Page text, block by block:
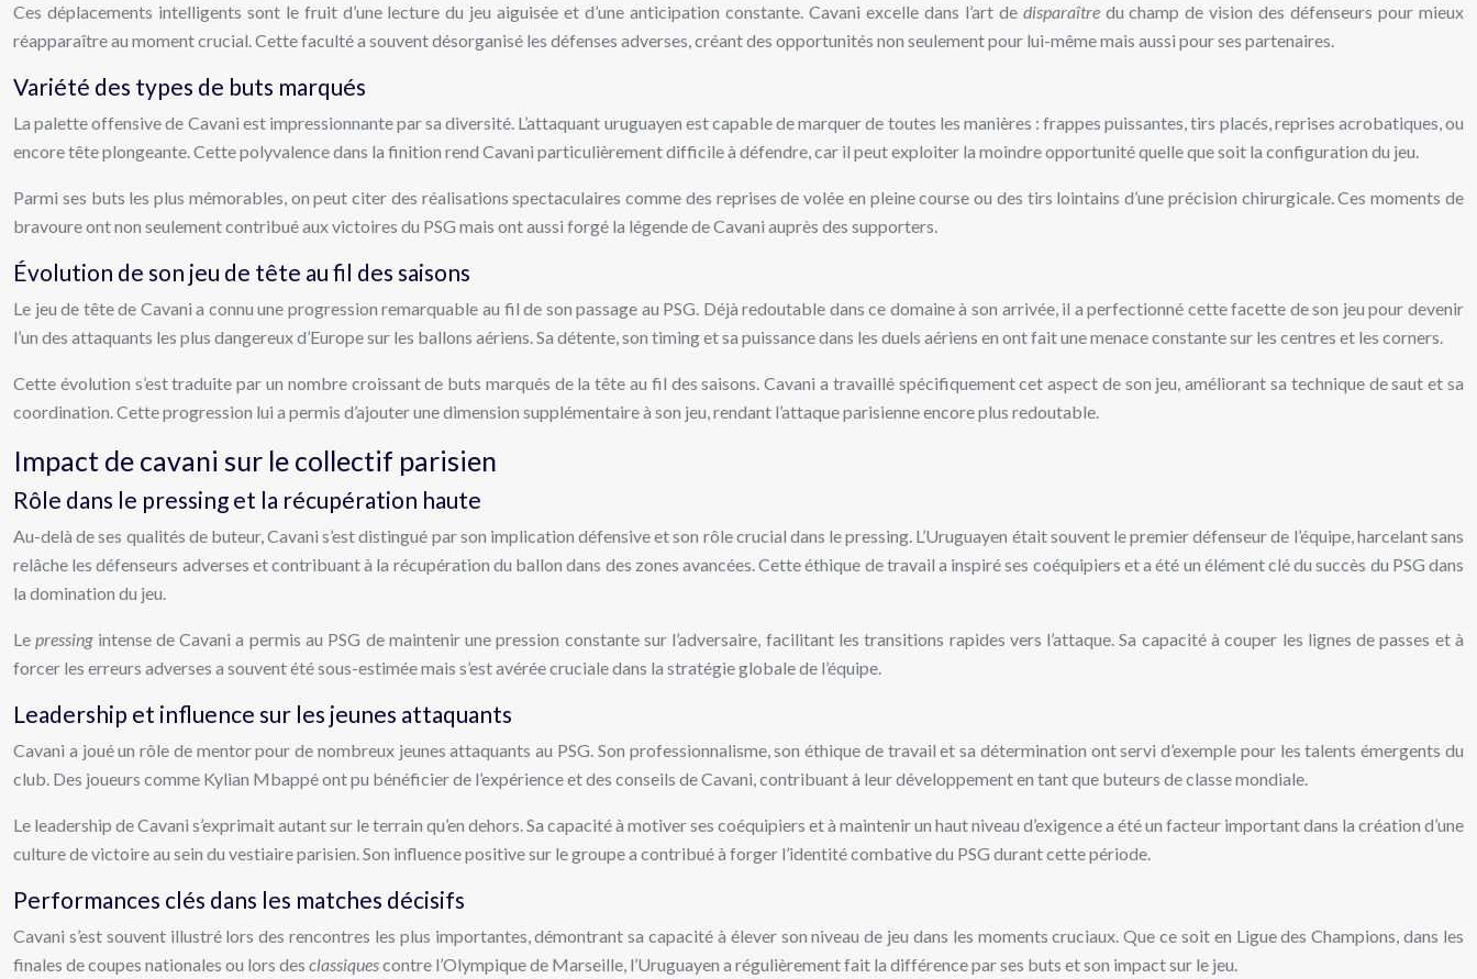
Ces déplacements intelligents sont le fruit d’une lecture du jeu aiguisée et d’une anticipation constante. Cavani excelle dans l’art de disparaître du champ de vision des défenseurs pour mieux
réapparaître au moment crucial. Cette faculté a souvent désorganisé les défenses adverses, créant des opportunités non seulement pour lui-même mais aussi pour ses partenaires.
Variété des types de buts marqués
La palette offensive de Cavani est impressionnante par sa diversité. L’attaquant uruguayen est capable de marquer de toutes les manières : frappes puissantes, tirs placés, reprises acrobatiques, ou
encore tête plongeante. Cette polyvalence dans la finition rend Cavani particulièrement difficile à défendre, car il peut exploiter la moindre opportunité quelle que soit la configuration du jeu.
Parmi ses buts les plus mémorables, on peut citer des réalisations spectaculaires comme des reprises de volée en pleine course ou des tirs lointains d’une précision chirurgicale. Ces moments de
bravoure ont non seulement contribué aux victoires du PSG mais ont aussi forgé la légende de Cavani auprès des supporters.
Évolution de son jeu de tête au fil des saisons
Le jeu de tête de Cavani a connu une progression remarquable au fil de son passage au PSG. Déjà redoutable dans ce domaine à son arrivée, il a perfectionné cette facette de son jeu pour devenir
l’un des attaquants les plus dangereux d’Europe sur les ballons aériens. Sa détente, son timing et sa puissance dans les duels aériens en ont fait une menace constante sur les centres et les corners.
Cette évolution s’est traduite par un nombre croissant de buts marqués de la tête au fil des saisons. Cavani a travaillé spécifiquement cet aspect de son jeu, améliorant sa technique de saut et sa
coordination. Cette progression lui a permis d’ajouter une dimension supplémentaire à son jeu, rendant l’attaque parisienne encore plus redoutable.
Impact de cavani sur le collectif parisien
Rôle dans le pressing et la récupération haute
Au-delà de ses qualités de buteur, Cavani s’est distingué par son implication défensive et son rôle crucial dans le pressing. L’Uruguayen était souvent le premier défenseur de l’équipe, harcelant sans
relâche les défenseurs adverses et contribuant à la récupération du ballon dans des zones avancées. Cette éthique de travail a inspiré ses coéquipiers et a été un élément clé du succès du PSG dans
la domination du jeu.
Lepressing intense de Cavani a permis au PSG de maintenir une pression constante sur l’adversaire, facilitant les transitions rapides vers l’attaque. Sa capacité à couper les lignes de passes et à
forcer les erreurs adverses a souvent été sous-estimée mais s’est avérée cruciale dans la stratégie globale de l’équipe.
Leadership et influence sur les jeunes attaquants
Cavani a joué un rôle de mentor pour de nombreux jeunes attaquants au PSG. Son professionnalisme, son éthique de travail et sa détermination ont servi d’exemple pour les talents émergents du
club. Des joueurs comme Kylian Mbappé ont pu bénéficier de l’expérience et des conseils de Cavani, contribuant à leur développement en tant que buteurs de classe mondiale.
Le leadership de Cavani s’exprimait autant sur le terrain qu’en dehors. Sa capacité à motiver ses coéquipiers et à maintenir un haut niveau d’exigence a été un facteur important dans la création d’une
culture de victoire au sein du vestiaire parisien. Son influence positive sur le groupe a contribué à forger l’identité combative du PSG durant cette période.
Performances clés dans les matches décisifs
Cavani s’est souvent illustré lors des rencontres les plus importantes, démontrant sa capacité à élever son niveau de jeu dans les moments cruciaux. Que ce soit en Ligue des Champions, dans les
finales de coupes nationales ou lors des classiquescontre l’Olympique de Marseille, l’Uruguayen a régulièrement fait la différence par ses buts et son impact sur le jeu.